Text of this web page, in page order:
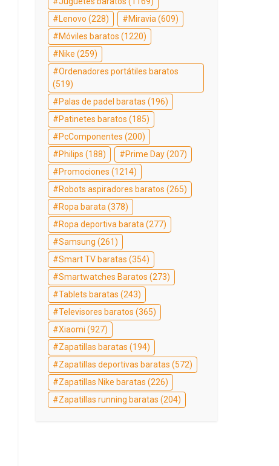
Lenovo (228) Miravia (609)
Móviles baratos (1220)
Nike (259)
Ordenadores portátiles baratos
(519)
Palas de padel baratas (196)
Patinetes baratos (185)
PcComponentes (200)
Philips (188) Prime Day(207)
Promociones (1214)
Robots aspiradores baratos (265)
Ropa barata (378)
Ropa deportiva barata (277)
Samsung (261)
Smart TV baratas (354)
Smartwatches Baratos (273)
Tablets baratas (243)
Televisores baratos (365)
Xiaomi (927)
Zapatillas baratas (194)
Zapatillas deportivas baratas (572)
Zapatillas Nike baratas (226)
Zapatillas running baratas (204)